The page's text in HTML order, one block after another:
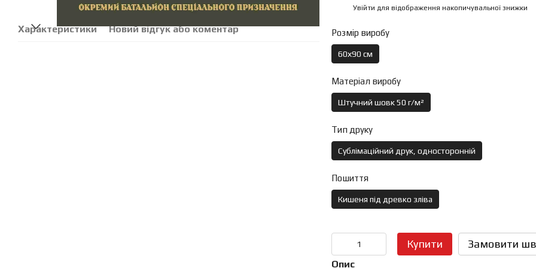
Характеристики Новий відгук або коментар
Увійти для відображення накопичувальної знижки
Розмір виробу
60х90 см
Матеріал виробу
Штучний шовк 50 г/м²
Тип друку
Сублімаційний друк, односторонній
Пошиття
Кишеня під древко зліва
Купити Замовити
Опис